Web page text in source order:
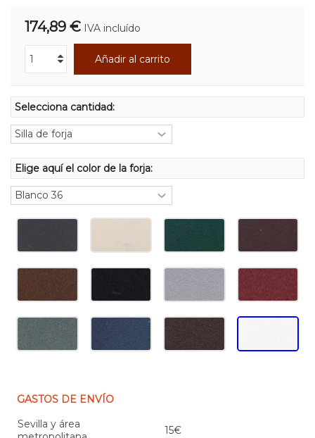
174,89 € IVA incluído
Añadir al carrito
Elige aquí el color de la forja:
Selecciona cantidad:
GASTOS DE ENVÍO
Sevilla y área
15€